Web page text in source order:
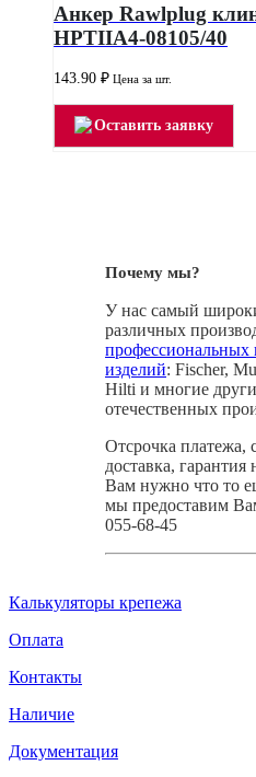
Анкер Rawlplug
HPTIIA4-08105/40
143.90 ₽ Цена за шт.
Оставить заявку
Почему мы?
У нас самый
различных
изделий: Fischer,
Hilti и многие
отечественных
Отсрочка платежа,
доставка,
Вам нужно что то
мы предоставим
055-68-45
Калькуляторы крепежа
Оплата
Контакты
Наличие
Документация